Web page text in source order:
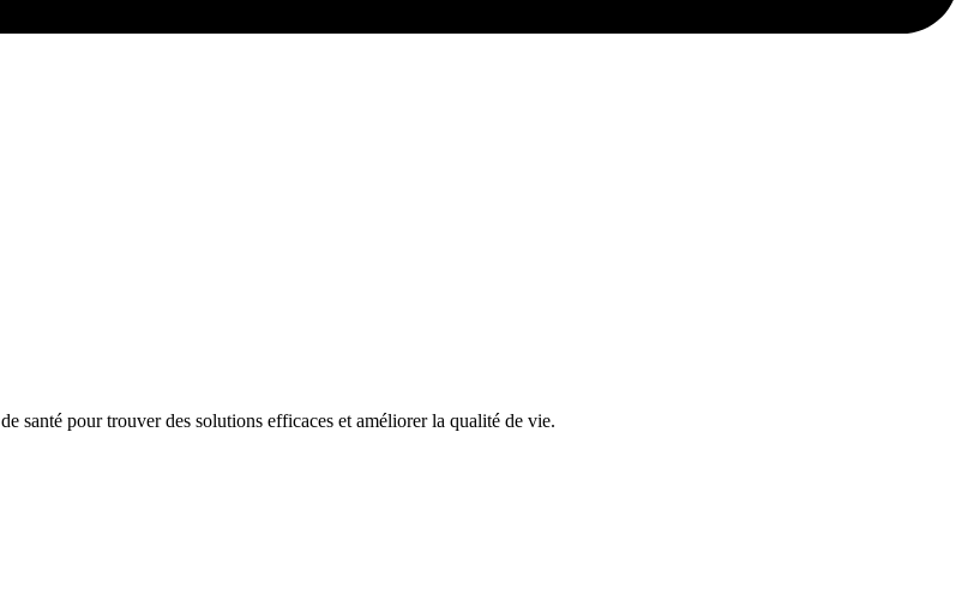
de santé pour trouverdes solutions efficaces et améliorerla qualité de vie.